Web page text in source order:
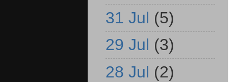
31 Jul (5)
29 Jul (3)
28 Jul (2)